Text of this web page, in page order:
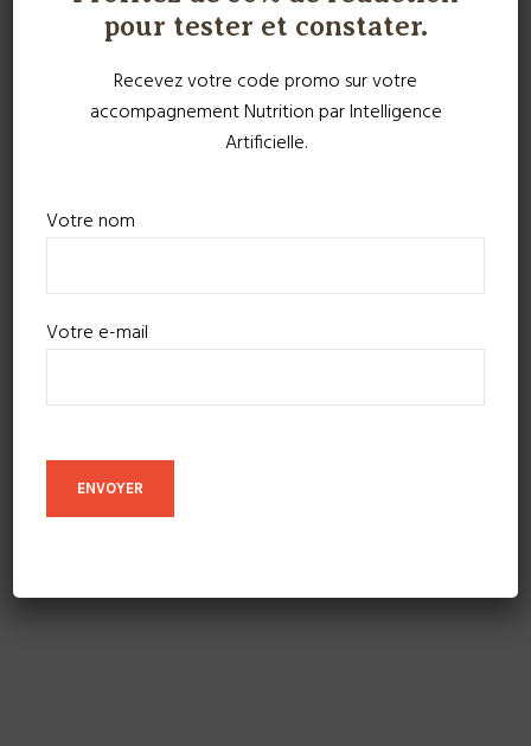
pour tester et constater.
Recevez votre code promo sur votre
accompagnement Nutrition par Intelligence
Artificielle.
Votre nom
Votre e-mail